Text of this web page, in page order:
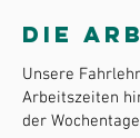
DIE
Unsere
Arbeitszeiten
der